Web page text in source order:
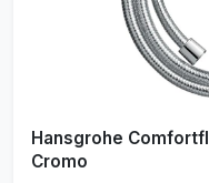
Hansgrohe
Cromo